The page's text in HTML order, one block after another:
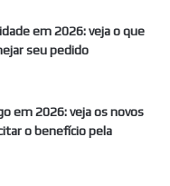
em 2026: veja o que
seu pedido
em 2026: veja os novos
o benefício pela